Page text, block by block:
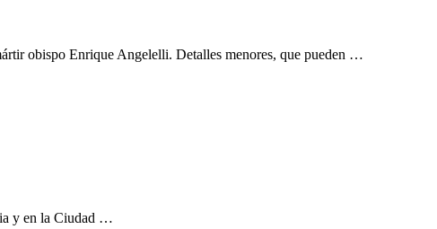
obispo Enrique Angelelli. Detalles menores, que pueden …
y en la Ciudad …